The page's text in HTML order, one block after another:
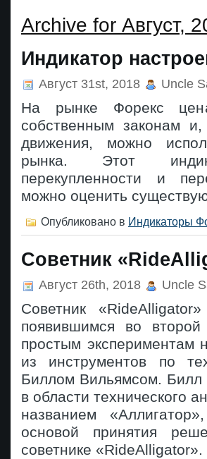
Archive for Август,
Индикатор
Август 31st, 2018 Uncle
На рынке Форекс
собственным законам
движения, можно
рынка. Этот
перекупленности и
можно оценить
Опубликовано в Индикаторы
Советник
Август 26th, 2018 Uncle
Советник
появившимся во
простым экспериментам
из инструментов по
Биллом Вильямсом.
в области технического
названием
основой принятия
советнике